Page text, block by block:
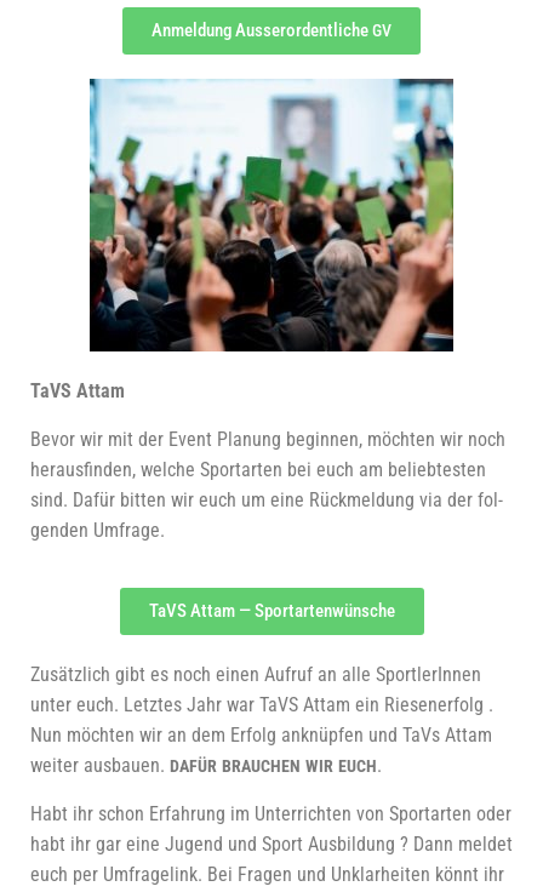
Anmel­dung Aus­ser­or­dent­li­cheGV
TaVS Attam
Bevor wir mit der Event Pla­nung begin­nen, möch­ten wir noch
her­aus­fin­den, wel­che Sport­ar­ten bei euch am belieb­tes­ten
sind. Dafür bit­ten wir euch um eine Rück­mel­dung via der fol­
gen­den Umfrage.
TaVS Attam — Sportartenwünsche
Zusätz­lich gibt es noch einen Auf­ruf an alle Sport­le­rIn­nen
unter euch. Letz­tes Jahr war TaVS Attam ein Rie­sen­er­folg .
Nun möch­ten wir an dem Erfolg anknüp­fen und TaVs Attam
wei­ter aus­bau­en. DAFÜR BRAUCHEN WIR EUCH.
Habt ihr schon Erfah­rung im Unter­rich­ten von Sport­ar­ten oder
habt ihr gar eine Jugend und Sport Aus­bil­dung ? Dann mel­det
euch per Umfra­ge­link. Bei Fra­gen und Unklar­hei­ten könnt ihr